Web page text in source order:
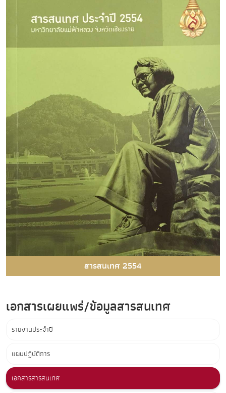
สารสนเทศ 2554
เอกสารเผยแพร่/ข้อมูลสารสนเทศ
รายงานประจำปี
แผนปฏิบัติการ
เอกสารสารสนเทศ